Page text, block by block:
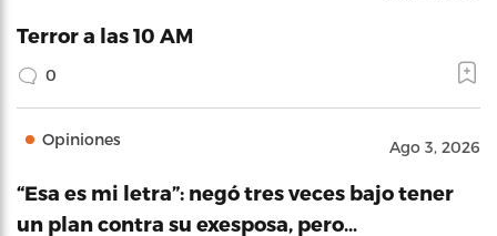
Terror a las 10 AM
0
Opiniones Ago 3, 2026
“Esa es mi letra”: negó tres veces bajo tener
un plan contra su exesposa, pero…